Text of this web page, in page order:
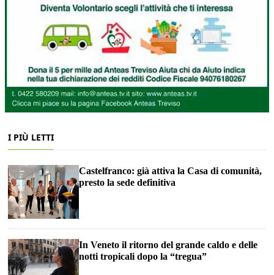
I PIÙ LETTI
Castelfranco: già attiva la Casa di comunità,
presto la sede definitiva
In Veneto il ritorno del grande caldo e delle
notti tropicali dopo la “tregua”